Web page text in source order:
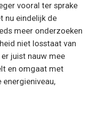
vooral ter sprake
nu eindelijk de
meer onderzoeken
niet losstaat van
juist nauw mee
en omgaat met